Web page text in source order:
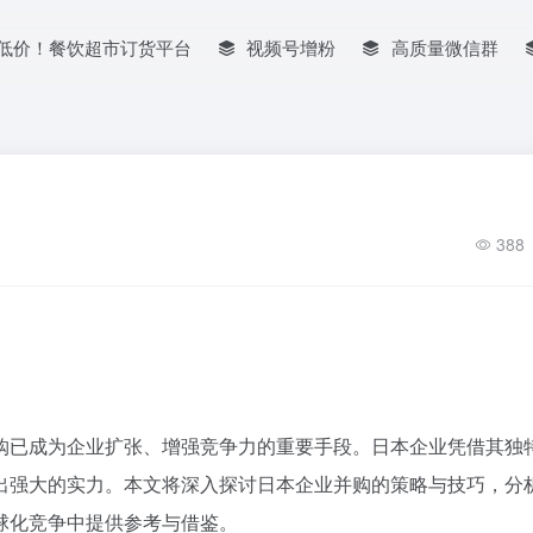
价！餐饮超市订货平台 视频号增粉 高质量微信群
388
成为企业扩张、增强竞争力的重要手段。日本企业凭借其独
大的实力。本文将深入探讨日本企业并购的策略与技巧，分
竞争中提供参考与借鉴。